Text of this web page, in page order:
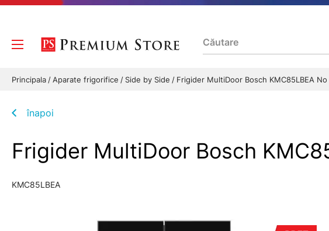
Principala Aparate frigorifice Side by Side Frigider MultiDoor Bosch KMC85LBEA
înapoi
Frigider MultiDoor Bosch
KMC85LBEA